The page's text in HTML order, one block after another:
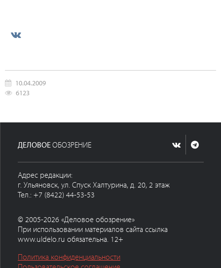
10.04.2009
6123
ДЕЛОВОЕ ОБОЗРЕНИЕ
Адрес редакции:
г. Ульяновск, ул. Спуск Халтурина, д. 20, 2 этаж
Тел.: +7 (8422) 44-53-53
© 2005-2026 «Деловое обозрение»
При использовании материалов сайта ссылка
www.uldelo.ru обязательна. 12+
Политика конфиденциальности